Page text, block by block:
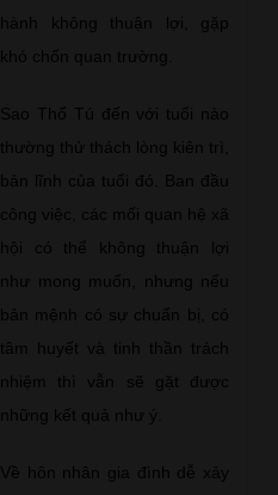
hành không thuận lợi, gặp
khó chốn quan trường.
Sao Thổ Tú đến với tuổi nào
thường thử thách lòng kiên trì,
bản lĩnh của tuổi đó. Ban đầu
công việc, các mối quan hệ xã
hội có thể không thuận lợi
như mong muốn, nhưng nếu
bản mệnh có sự chuẩn bị, có
tâm huyết và tinh thần trách
nhiệm thì vẫn sẽ gặt được
những kết quả như ý.
Về hôn nhân gia đình dễ xảy